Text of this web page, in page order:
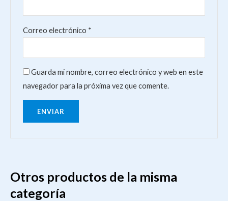
Correo electrónico *
Guarda mi nombre, correo electrónico y web en este
navegador para la próxima vez que comente.
Otros productos de la misma
categoría